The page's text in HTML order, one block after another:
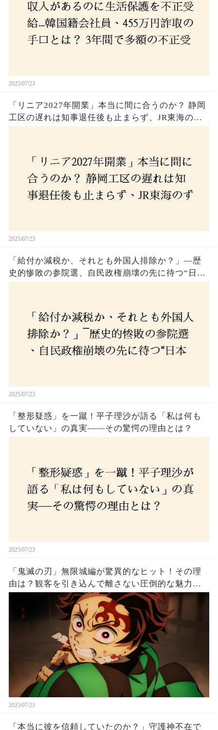
2025/07/23
「リニア2027年開業」本当に間に合うのか？ 静岡
工区の遅れは知事退任後も止まらず、JR東海のず
2025/07/23
「給付か減税か、それとも外国人排除か？」―歴
史的惨敗の参院選、自民政権崩壊の先に待つ“日本
2025/07/23
「整形疑惑」を一蹴！平子理沙が語る「私は何も
していない」の真実——その驚愕の理由とは？
2025/07/23
「鬼滅の刃」無限城編が驚異的なヒット！その理
由は？観客を引き込んで離さない圧倒的な魅力と
2025/07/23
「本当に彼を信頼していたのか？」守護神不在で